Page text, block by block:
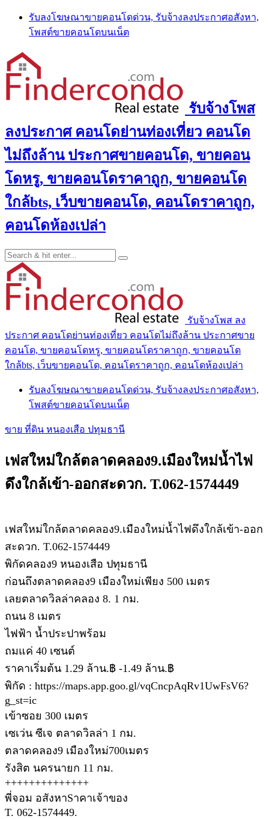
Skip
content
รับลงโฆษณาขายคอนโดด่วน, รับจ้างลงประกาศอสังหา,
โพสต์ขายคอนโดบนเน็ต
รับจ้างโพส
ลงประกาศ คอนโดย่านท่องเที่ยว คอนโด
ไม่ถึงล้าน ประกาศขายคอนโด, ขายคอน
โดหรู, ขายคอนโดราคาถูก, ขายคอนโด
ใกล้bts, เว็บขายคอนโด, คอนโดราคาถูก,
คอนโดห้องเปล่า
รับจ้างโพส ลง
ประกาศ คอนโดย่านท่องเที่ยว คอนโดไม่ถึงล้าน ประกาศขาย
คอนโด, ขายคอนโดหรู, ขายคอนโดราคาถูก, ขายคอนโด
ใกล้bts, เว็บขายคอนโด, คอนโดราคาถูก, คอนโดห้องเปล่า
รับลงโฆษณาขายคอนโดด่วน, รับจ้างลงประกาศอสังหา,
โพสต์ขายคอนโดบนเน็ต
ขาย ที่ดิน หนองเสือ ปทุมธานี
เฟสใหม่ใกล้ตลาดคลอง9.เมืองใหม่น้ำไฟ
ดึงใกล้เข้า-ออกสะดวก. T.062-1574449
เฟสใหม่ใกล้ตลาดคลอง9.เมืองใหม่น้ำไฟดึงใกล้เข้า-ออก
สะดวก. T.062-1574449
พิกัดคลอง9 หนองเสือ ปทุมธานี
ก่อนถึงตลาดคลอง9 เมืองใหม่เพียง 500 เมตร
เลยตลาดวิลล่าคลอง 8. 1 กม.
ถนน 8 เมตร
ไฟฟ้า น้ำประปาพร้อม
ถมแค่ 40 เซนต์
ราคาเริ่มต้น 1.29 ล้าน.฿ -1.49 ล้าน.฿
พิกัด : https://maps.app.goo.gl/vqCncpAqRv1UwFsV6?
g_st=ic
เข้าซอย 300 เมตร
เซเว่น ซีเจ ตลาดวิลล่า 1 กม.
ตลาดคลอง9 เมืองใหม่700เมตร
รังสิต นครนายก 11 กม.
++++++++++++++
พี่จอม อสังหาSาคาเจ้าของ
T. 062-1574449.